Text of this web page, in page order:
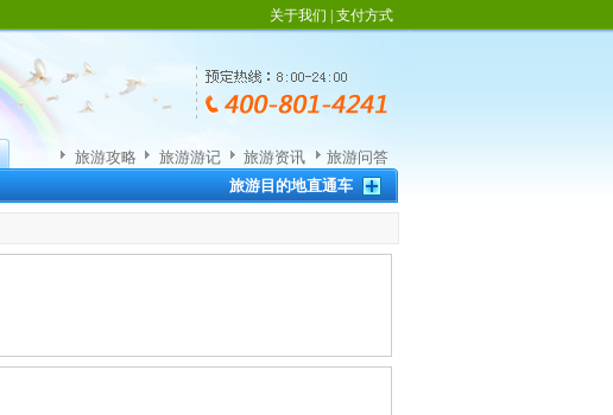
关于我们 支付方式
旅游攻略 旅游游记 旅游资讯
旅游问答
旅游目的地直通车